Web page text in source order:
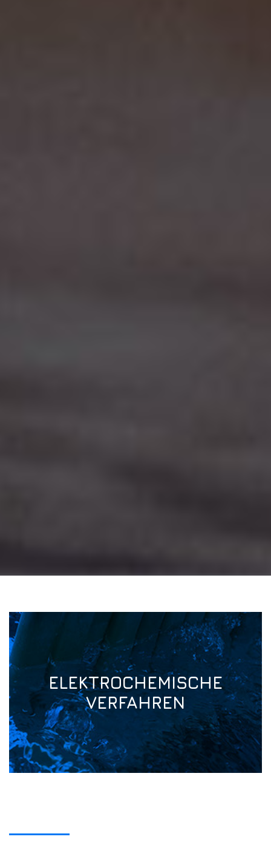
ELEKTROCHEMISCHE
VERFAHREN